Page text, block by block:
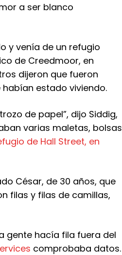
a ser blanco
y venía de un refugio
de Creedmoor, en
dijeron que fueron
estado viviendo.
de papel”, dijo Siddig,
varias maletas, bolsas
de Hall Street, en
César, de 30 años, que
filas y filas de camillas,
gente hacía fila fuera del
comprobaba datos.